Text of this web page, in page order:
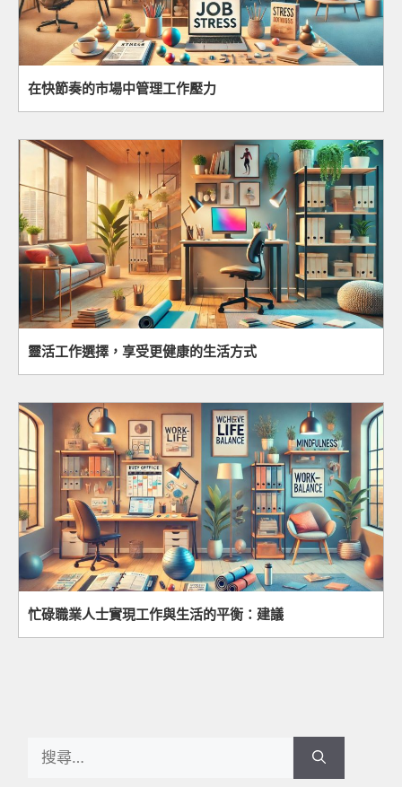
在快節奏的市場中管理工作壓力
靈活工作選擇，享受更健康的生活方式
忙碌職業人士實現工作與生活的平衡：建議
Search
for: